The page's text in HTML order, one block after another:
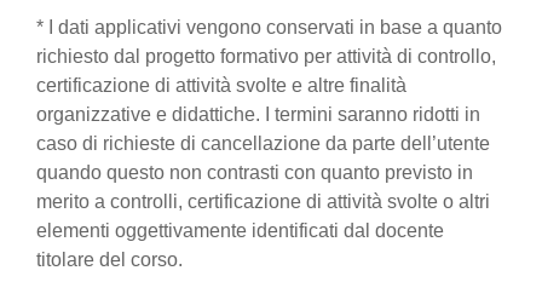
* I dati applicativi vengono conservati in base a quanto
richiesto dal progetto formativo per attività di controllo,
certificazione di attività svolte e altre finalità
organizzative e didattiche. I termini saranno ridotti in
caso di richieste di cancellazione da parte dell’utente
quando questo non contrasti con quanto previsto in
merito a controlli, certificazione di attività svolte o altri
elementi oggettivamente identificati dal docente
titolare del corso.